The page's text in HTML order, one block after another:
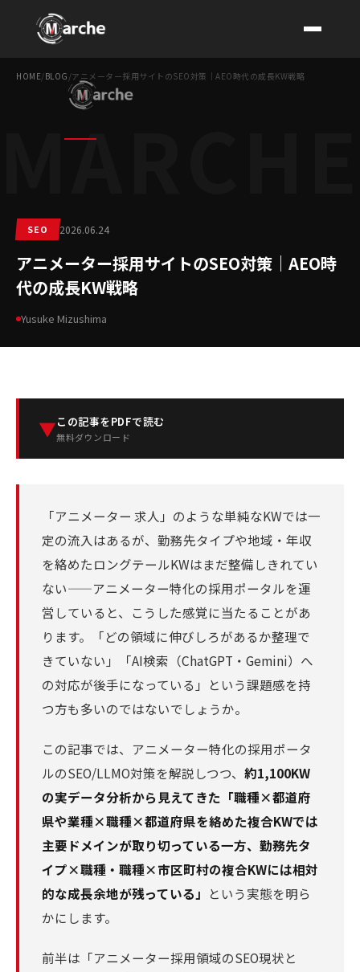
MARCHE
HOME/BLOG /アニメーター採用サイトのSEO対策｜AEO時代の成長KW戦略
SEO 2026.06.24
アニメーター採用サイトのSEO対策｜AEO時
代の成長KW戦略
Yusuke Mizushima
▼この記事をPDFで読む
無料ダウンロード
「アニメーター 求人」のような単純なKWでは一
定の流入はあるが、勤務先タイプや地域・年収
を絡めたロングテールKWはまだ整備しきれてい
ない——アニメーター特化の採用ポータルを運
営していると、こうした感覚に当たることがあ
ります。「どの領域に伸びしろがあるか整理で
きていない」「AI検索（ChatGPT・Gemini）へ
の対応が後手になっている」という課題感を持
つ方も多いのではないでしょうか。
この記事では、アニメーター特化の採用ポータ
ルのSEO/LLMO対策を解説しつつ、 約1,100KW
の実データ分析から見えてきた「職種×都道府
県や業種×職種×都道府県を絡めた複合KWでは
主要ドメインが取り切っている一方、勤務先タ
イプ×職種・職種×市区町村の複合KWには相対
的な成長余地が残っている」 という実態を明ら
かにします。
前半は「アニメーター採用領域のSEO現状と